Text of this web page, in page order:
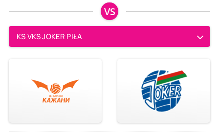
VS
KS VKS JOKER PIŁA